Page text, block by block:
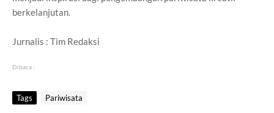
berkelanjutan.
Jurnalis : Tim Redaksi
Dibaca :
Tags Pariwisata